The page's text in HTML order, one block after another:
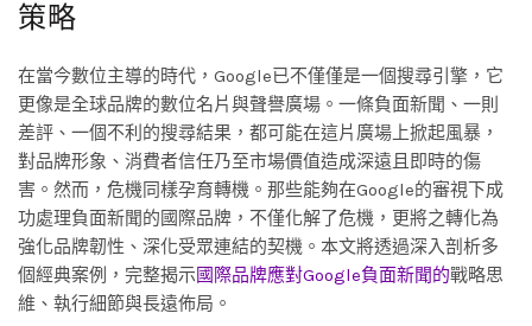
策略
在當今數位主導的時代，Google已不僅僅是一個搜尋引擎，它
更像是全球品牌的數位名片與聲譽廣場。一條負面新聞、一則
差評、一個不利的搜尋結果，都可能在這片廣場上掀起風暴，
對品牌形象、消費者信任乃至市場價值造成深遠且即時的傷
害。然而，危機同樣孕育轉機。那些能夠在Google的審視下成
功處理負面新聞的國際品牌，不僅化解了危機，更將之轉化為
強化品牌韌性、深化受眾連結的契機。本文將透過深入剖析多
個經典案例，完整揭示國際品牌應對Google負面新聞的戰略思
維、執行細節與長遠佈局。